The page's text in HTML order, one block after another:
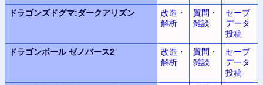
ドラゴンズドグマ:ダークアリズン
改造・
解析
質問・
雑談
セーブ
データ
投稿
ドラゴンボールゼノバース2
改造・
解析
質問・
雑談
セーブ
データ
投稿